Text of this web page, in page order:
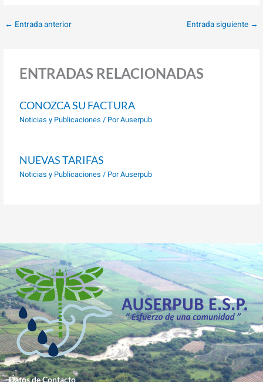
← Entrada anterior Entrada siguiente →
ENTRADAS RELACIONADAS
CONOZCA SU FACTURA
Noticias y Publicaciones / PorAuserpub
NUEVAS TARIFAS
Noticias y Publicaciones / PorAuserpub
Datos de Contacto